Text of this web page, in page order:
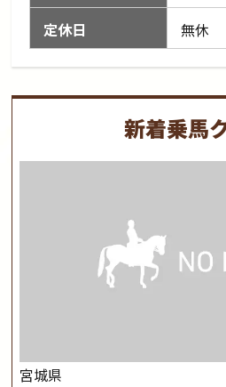
定休日
無休
新着乗馬
宮城県